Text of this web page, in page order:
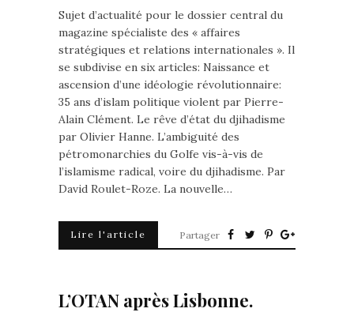
Sujet d’actualité pour le dossier central du
magazine spécialiste des « affaires
stratégiques et relations internationales ». Il
se subdivise en six articles: Naissance et
ascension d’une idéologie révolutionnaire:
35 ans d’islam politique violent par Pierre-
Alain Clément. Le rêve d’état du djihadisme
par Olivier Hanne. L’ambiguité des
pétromonarchies du Golfe vis-à-vis de
l’islamisme radical, voire du djihadisme. Par
David Roulet-Roze. La nouvelle…
Lire l'article Partager
L’OTAN après Lisbonne.